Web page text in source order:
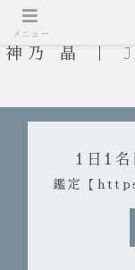
神乃 晶 ｜
1日1名
鑑定【
メニュー